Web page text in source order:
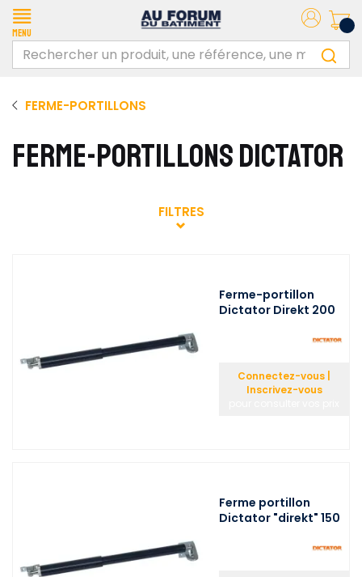
Menu
FERME-PORTILLONS
FERME-PORTILLONS DICTATOR
FILTRES
Ferme-portillon
Dictator Direkt 200
Connectez-vous |
Inscrivez-vous
Ferme portillon
Dictator "direkt" 150